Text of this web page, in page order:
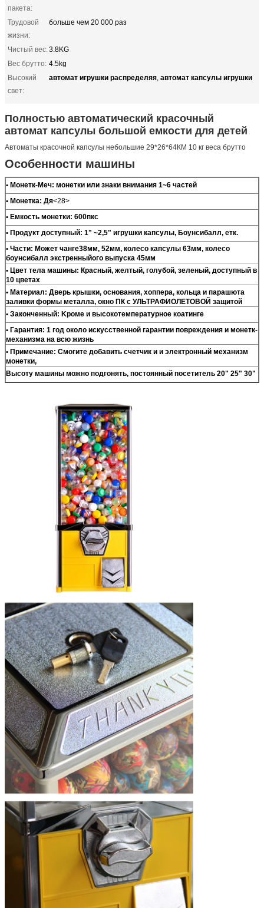
пакета:
Трудовой
жизни:
больше чем 20 000 раз
Чистый вес:3.8KG
Вес брутто: 4.5kg
Высокий
свет:
автомат игрушки распределяя, автомат капсулы игрушки
Полностью автоматический красочный
автомат капсулы большой емкости для детей
Автоматы красочной капсулы небольшие 29*26*64КМ 10 кг веса брутто
Особенности машины
• Монетк-Меч: монетки или знаки внимания 1~6 частей
• Монетка: Дя<28>
• Емкость монетки: 600пкс
• Продукт доступный: 1" ~2,5" игрушки капсулы, Боунсибалл, етк.
• Части: Может чанге38мм, 52мм, колесо капсулы 63мм, колесо
боунсибалл экстренныйого выпуска 45мм
• Цвет тела машины: Красный, желтый, голубой, зеленый, доступный в
10 цветах
• Материал: Дверь крышки, основания, хоппера, кольца и парашюта
заливки формы металла, окно ПК с УЛЬТРАФИОЛЕТОВОЙ защитой
• Законченный: Kроме и высокотемпературное коатинге
• Гарантия: 1 год около искусственной гарантии повреждения и монетк-
механизма на всю жизнь
• Примечание: Смогите добавить счетчик и и электронный механизм
монетки,
Высоту машины можно подгонять, постоянный посетитель 20" 25" 30"